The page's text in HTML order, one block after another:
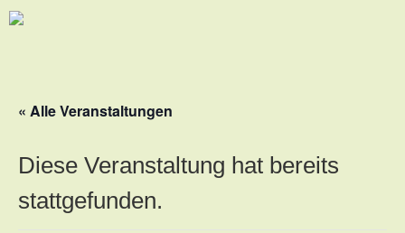
« Alle Veranstaltungen
Diese Veranstaltung hat bereits
stattgefunden.